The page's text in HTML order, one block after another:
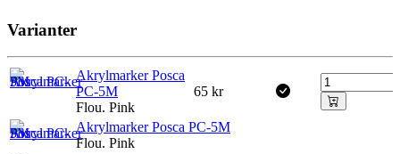
Varianter
Akrylmarker Posca
PC-5M
Flou. Pink
65 kr
Akrylmarker Posca PC-5M
Flou. Pink